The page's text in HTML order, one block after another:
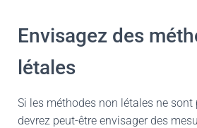
Envisagez des
létales
Si les méthodes non létales ne sont
devrez peut-être envisager des